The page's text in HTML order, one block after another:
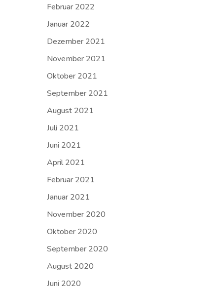
Februar 2022
Januar 2022
Dezember 2021
November 2021
Oktober 2021
September 2021
August 2021
Juli 2021
Juni 2021
April 2021
Februar 2021
Januar 2021
November 2020
Oktober 2020
September 2020
August 2020
Juni 2020